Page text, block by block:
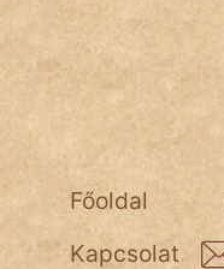
Főoldal
Kapcsolat